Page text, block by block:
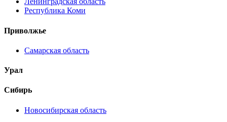
Республика Коми
Приволжье
Самарская область
Урал
Сибирь
Новосибирская область